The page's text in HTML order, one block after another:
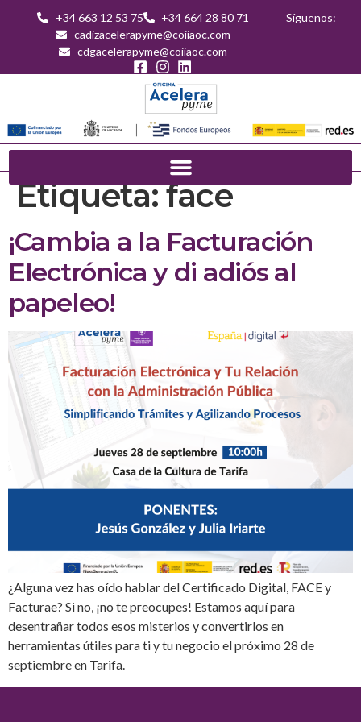
+34 663 12 53 75
+34 664 28 80 71
cadizacelerapyme@coiiaoc.com
cdgacelerapyme@coiiaoc.com
Síguenos:
Etiqueta:face
¡Cambia a la Facturación
Electrónica y di adiós al
papeleo!
¿Alguna vez has oído hablar del Certificado Digital, FACE y
Facturae? Si no, ¡no te preocupes! Estamos aquí para
desentrañar todos esos misterios y convertirlos en
herramientas útiles para ti y tu negocio el próximo 28 de
septiembre en Tarifa.